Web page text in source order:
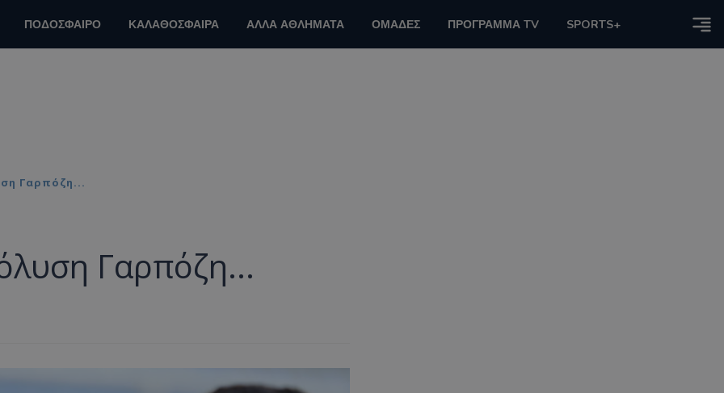
ΠΟΔΟΣΦΑΙΡΟ ΚΑΛΑΘΟΣΦΑΙΡΑ ΑΛΛΑ ΑΘΛΗΜΑΤΑ ΟΜΑΔΕΣ ΠΡΟΓΡΑΜΜΑ TV SPORTS+
Γαρπόζη...
Γαρπόζη...